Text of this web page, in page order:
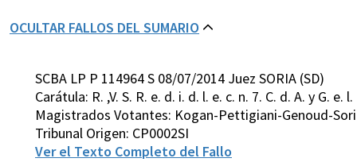
OCULTAR FALLOS DEL SUMARIO
SCBA LP P 114964 S 08/07/2014 Juez SORIA (SD)
Carátula: R. ,V. S. R. e. d. i. d. l. e. c. n. 7. C. d. A. y G. e.
Magistrados Votantes: Kogan-Pettigiani-Genoud-
Tribunal Origen: CP0002SI
Ver el Texto Completo del Fallo